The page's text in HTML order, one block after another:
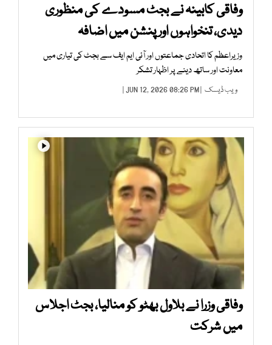
وفاقی کابینہ نے بجٹ مسودے کی منظوری
دیدی، تنخواہوں اور پنشن میں اضافہ
وزیراعظم کا اتحادی جماعتوں اور آئی ایم ایف سے بجٹ کی تیاری میں
معاونت اور ساتھ دینے پر اظہار تشکر
ویب ڈیسک | JUN 12, 2026 08:26 PM |
وفاقی وزرا نے بلاول بھٹو کو منالیا، بجٹ اجلاس
میں شرکت